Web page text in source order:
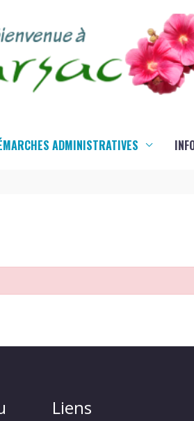
ADMINISTRATIVES
Liens